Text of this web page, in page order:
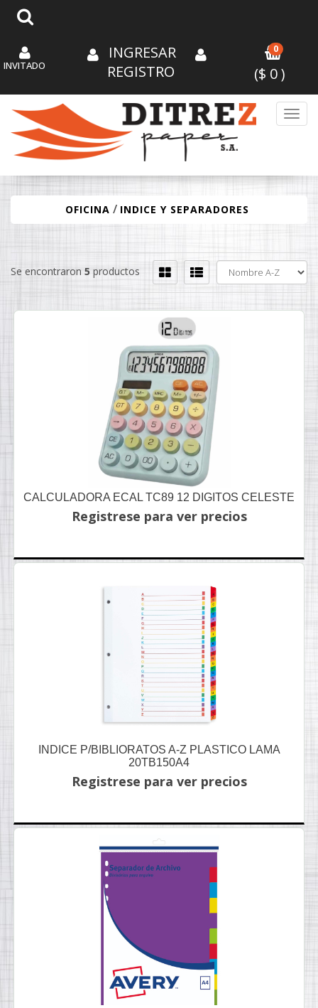
INVITADO
INGRESAR
REGISTRO
0
($ 0)
OFICINA / INDICE Y SEPARADORES
Se encontraron 5 productos
CALCULADORA ECAL TC89 12 DIGITOS CELESTE
Registrese para ver precios
INDICE P/BIBLIORATOS A-Z PLASTICO LAMA
20TB150A4
Registrese para ver precios